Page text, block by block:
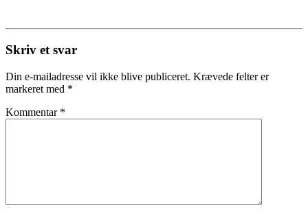
Skriv et svar
Din e-mailadresse vil ikke blive publiceret. Krævede felter er
markeret med *
Kommentar *